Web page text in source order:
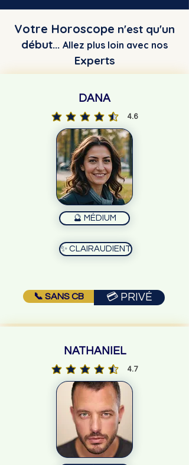
Votre Horoscope n'est qu'un
début... Allez plus loin avec nos
Experts
DANA
4.6
la note moyenne est 4.6 sur
🔮 MÉDIUM
✨ CLAIRAUDIENT
📞 SANS CB 💳 PRIVÉ
NATHANIEL
4.7
la note moyenne est 4.7 sur